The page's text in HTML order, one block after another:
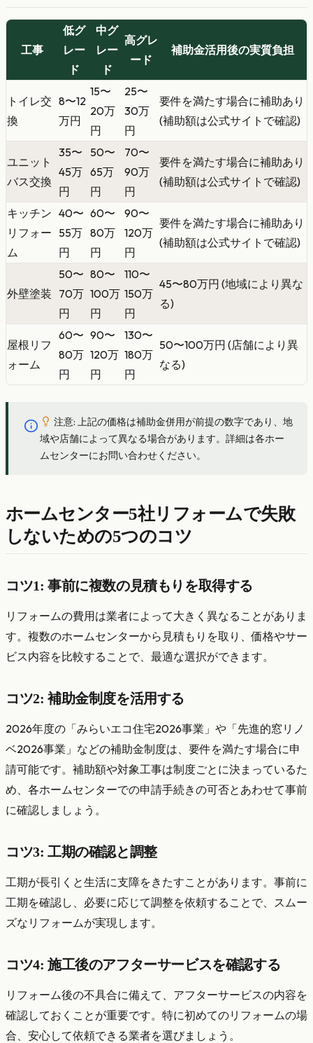
工事
低グ
レー
ド
中グ
レー
ド
高グレ
ード
補助金活用後の実質負担
トイレ交
換
8〜12
万円
15〜
20万
円
25〜
30万
円
要件を満たす場合に補助あり
(補助額は公式サイトで確認)
ユニット
バス交換
35〜
45万
円
50〜
65万
円
70〜
90万
円
要件を満たす場合に補助あり
(補助額は公式サイトで確認)
キッチン
リフォー
ム
40〜
55万
円
60〜
80万
円
90〜
120万
円
要件を満たす場合に補助あり
(補助額は公式サイトで確認)
外壁塗装
50〜
70万
円
80〜
100万
円
110〜
150万
円
45〜80万円 (地域により異な
る)
屋根リフ
ォーム
60〜
80万
円
90〜
120万
円
130〜
180万
円
50〜100万円 (店舗により異
なる)
注意: 上記の価格は補助金併用が前提の数字であり、地
域や店舗によって異なる場合があります。詳細は各ホー
ムセンターにお問い合わせください。
ホームセンター5社リフォームで失敗
しないための5つのコツ
コツ1: 事前に複数の見積もりを取得する
リフォームの費用は業者によって大きく異なることがありま
す。複数のホームセンターから見積もりを取り、価格やサー
ビス内容を比較することで、最適な選択ができます。
コツ2: 補助金制度を活用する
2026年度の「みらいエコ住宅2026事業」や「先進的窓リノ
ベ2026事業」などの補助金制度は、要件を満たす場合に申
請可能です。補助額や対象工事は制度ごとに決まっているた
め、各ホームセンターでの申請手続きの可否とあわせて事前
に確認しましょう。
コツ3: 工期の確認と調整
工期が長引くと生活に支障をきたすことがあります。事前に
工期を確認し、必要に応じて調整を依頼することで、スムー
ズなリフォームが実現します。
コツ4: 施工後のアフターサービスを確認する
リフォーム後の不具合に備えて、アフターサービスの内容を
確認しておくことが重要です。特に初めてのリフォームの場
合、安心して依頼できる業者を選びましょう。